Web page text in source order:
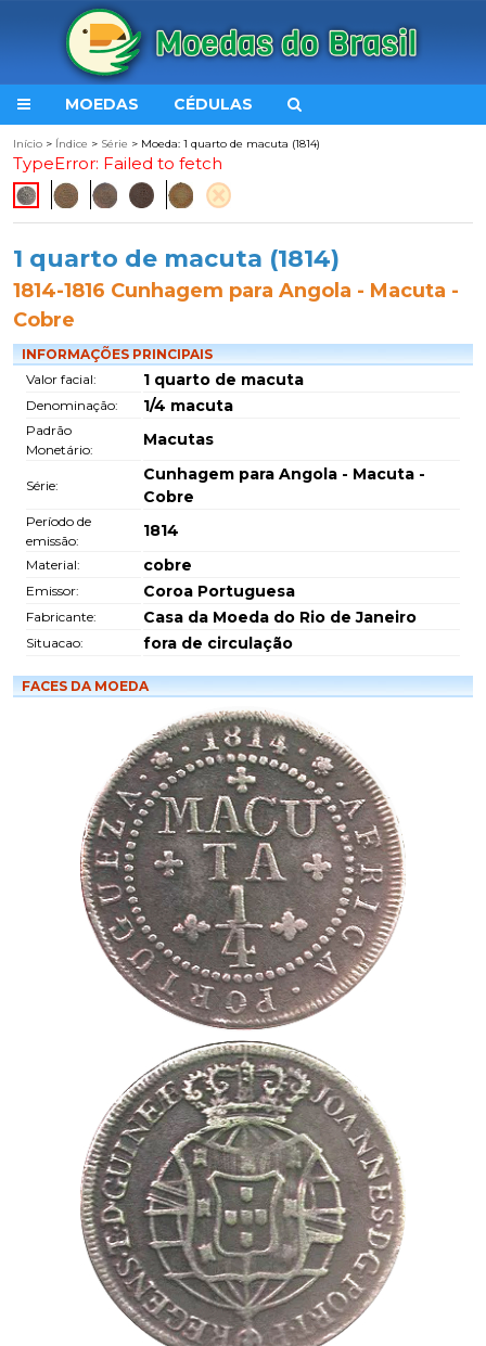
MOEDAS CÉDULAS
Início > Índice > Série > Moeda: 1 quarto de macuta (1814)
TypeError: Failed to fetch
1 quarto de macuta (1814)
1814-1816 Cunhagem para Angola - Macuta -
Cobre
INFORMAÇÕES PRINCIPAIS
Valor facial:
1 quarto de macuta
Denominação: 1/4 macuta
Padrão
Monetário:
Macutas
Série:
Cunhagem para Angola - Macuta -
Cobre
Período de
emissão:
1814
Material: cobre
Emissor: Coroa Portuguesa
Fabricante: Casa da Moeda do Rio de Janeiro
Situacao: fora de circulação
FACES DA MOEDA